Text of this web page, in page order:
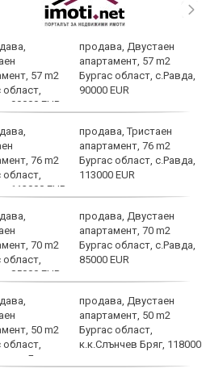
продава, Двустаен
апартамент, 57 m2
Бургас област, с.Равда,
90000 EUR
продава, Тристаен
апартамент, 76 m2
Бургас област, с.Равда,
113000 EUR
продава, Двустаен
апартамент, 70 m2
Бургас област, с.Равда,
85000 EUR
продава, Двустаен
апартамент, 50 m2
Бургас област,
к.к.Слънчев Бряг, 118000